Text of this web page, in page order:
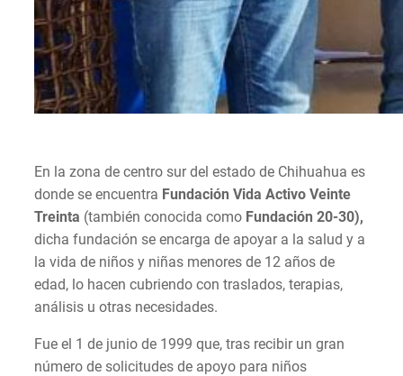
En la zona de centro sur del estado de Chihuahua es
donde se encuentra Fundación Vida Activo Veinte
Treinta (también conocida como Fundación 20-30),
dicha fundación se encarga de apoyar a la salud y a
la vida de niños y niñas menores de 12 años de
edad, lo hacen cubriendo con traslados, terapias,
análisis u otras necesidades.
Fue el 1 de junio de 1999 que, tras recibir un gran
número de solicitudes de apoyo para niños